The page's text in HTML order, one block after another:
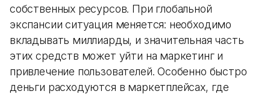
собственных ресурсов. При глобальной
экспансии ситуация меняется: необходимо
вкладывать миллиарды, и значительная часть
этих средств может уйти на маркетинг и
привлечение пользователей. Особенно быстро
деньги расходуются в маркетплейсах, где